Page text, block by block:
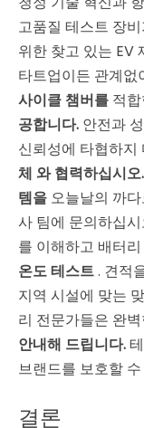
고품질 테스트 장
위한 찾고 있는 EV
타트업이든 관계
사이클 챔버를 적
공합니다. 안전과
신뢰성에 타협하지
체 와 협력하십시오.
템을 오늘날의 까
사 팀에 문의하십
를 이해하고 배터
온도 테스트. 견적
지역 시설에 맞는
리 전문가들은 완
안내해 드립니다.
브랜드를 보호할
결론